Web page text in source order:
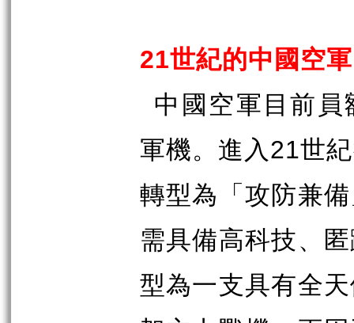
21世紀的中國空軍
中國空軍目前員
軍機。進入 21世
轉型為「攻防兼
需具備高科技、
型為一支具有全